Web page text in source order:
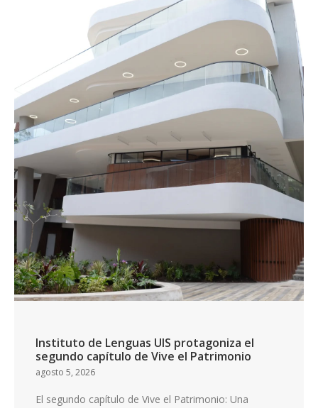
Instituto de Lenguas UIS protagoniza el
segundo capítulo de Vive el Patrimonio
agosto 5, 2026
El segundo capítulo de Vive el Patrimonio: Una